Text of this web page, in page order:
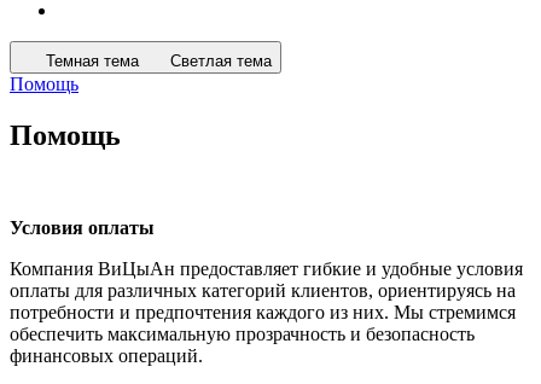
Темная тема Светлая тема
Помощь
Помощь
Условия оплаты
Компания ВиЦыАн предоставляет гибкие и удобные условия
оплаты для различных категорий клиентов, ориентируясь на
потребности и предпочтения каждого из них. Мы стремимся
обеспечить максимальную прозрачность и безопасность
финансовых операций.